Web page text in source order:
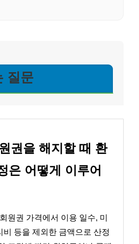
질문
권을 해지할 때 환
은 어떻게 이루어
원권 가격에서 이용 일수, 미
비 등을 제외한 금액으로 산정